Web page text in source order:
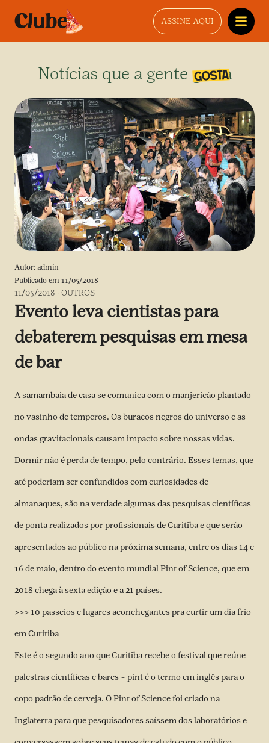
ASSINE AQUI
Notícias que a gente gosta
Autor: admin
Publicado em 11/05/2018
11/05/2018 -OUTROS
Evento leva cientistas para
debaterem pesquisas em mesa
de bar
A samambaia de casa se comunica com o manjericão plantado
no vasinho de temperos. Os buracos negros do universo e as
ondas gravitacionais causam impacto sobre nossas vidas.
Dormir não é perda de tempo, pelo contrário. Esses temas, que
até poderiam ser confundidos com curiosidades de
almanaques, são na verdade algumas das pesquisas científicas
de ponta realizados por profissionais de Curitiba e que serão
apresentados ao público na próxima semana, entre os dias 14 e
16 de maio, dentro do evento mundial Pint of Science, que em
2018 chega à sexta edição e a 21 países.
>>> 10 passeios e lugares aconchegantes pra curtir um dia frio
em Curitiba
Este é o segundo ano que Curitiba recebe o festival que reúne
palestras científicas e bares – pint é o termo em inglês para o
copo padrão de cerveja. O Pint of Science foi criado na
Inglaterra para que pesquisadores saíssem dos laboratórios e